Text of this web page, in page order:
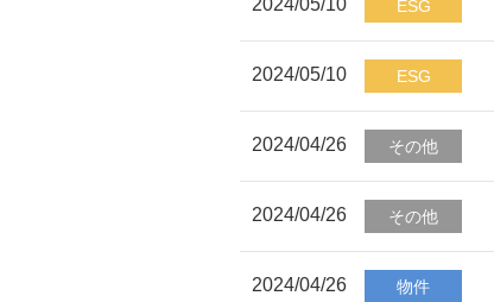
2024/05/10 ESG
2024/05/10 ESG
2024/04/26 その他
2024/04/26 その他
2024/04/26 物件